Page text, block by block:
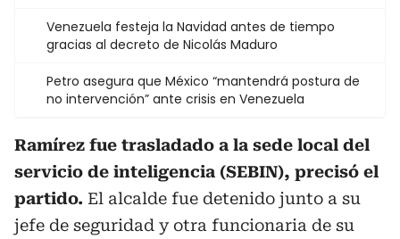
Venezuela festeja la Navidad antes de tiempo
gracias al decreto de Nicolás Maduro
Petro asegura que México “mantendrá postura de
no intervención” ante crisis en Venezuela
Ramírez fue trasladado a la sede local del
servicio de inteligencia (SEBIN), precisó el
partido. El alcalde fue detenido junto a su
jefe de seguridad y otra funcionaria de su